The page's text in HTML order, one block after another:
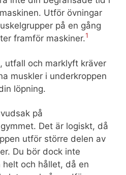
Utför övningar
på en gång
framför maskiner.1
utfall och marklyft kräver
muskler i underkroppen
löpning.
på
Det är logiskt, då
utför större delen av
Du bör dock inte
helt och hållet, då en